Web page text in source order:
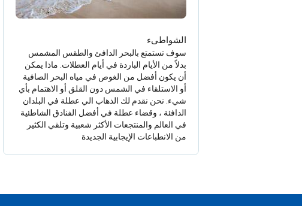
الشواطىء
سوف تستمتع بالبحر الدافئ والطقس المشمس
بدلاً من الأيام الباردة في أيام العطلات. ماذا يمكن
أن يكون أفضل من الغوص في مياه البحر الصافية
أو الاستلقاء في الشمس دون القلق أو الاهتمام بأي
شيء. نحن نقدم لك الذهاب الي عطلة في البلدان
الدافئة ، وقضاء عطلة في أفضل الفنادق الشاطئية
في العالم والمنتجعات الأكثر شعبية وتلقي الكثير
من الانطباعات الإيجابية الجديدة